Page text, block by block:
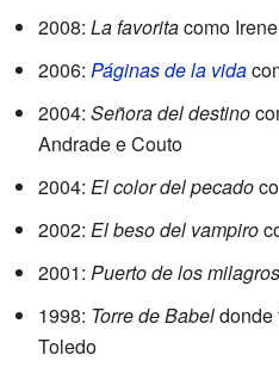
2008: La favoritacomo
2006: Páginas de la vida
2004: Señora del destino
Andrade e Couto
2004: El color del pecado
2002: El beso del vampiro
2001: Puerto de los milagros
1998: Torre de Babeldonde
Toledo